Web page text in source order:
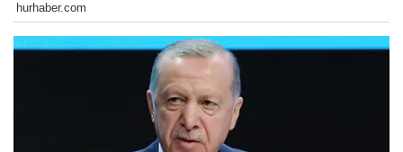
hurhaber.com